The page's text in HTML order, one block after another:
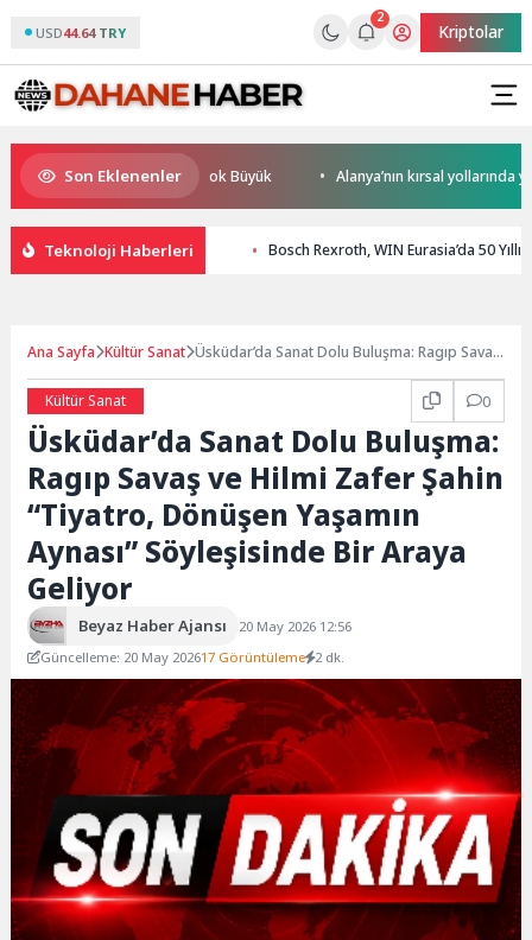
USD44.64 TRY
2
Kriptolar
Son Eklenenler
Rekabet Potansiyeli Çok Büyük Alanya’nın kırsal yollarında
Teknoloji Haberleri Bosch Rexroth, WIN Eurasia’da 50
Ana Sayfa Kültür Sanat Üsküdar’da Sanat Dolu Buluşma: Ragıp Savaş
Yaşamın Aynası” Söyleşisinde Bir Araya
Kültür Sanat 0
Üsküdar’da Sanat Dolu Buluşma:
Ragıp Savaş ve Hilmi Zafer Şahin
“Tiyatro, Dönüşen Yaşamın
Aynası” Söyleşisinde Bir Araya
Geliyor
Beyaz Haber Ajansı
20 May 2026 12:56
Güncelleme: 20 May 202617 Görüntüleme 2 dk.